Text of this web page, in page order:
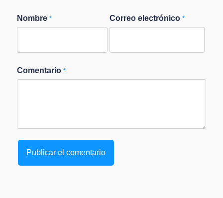
Nombre * Correo electrónico*
Comentario *